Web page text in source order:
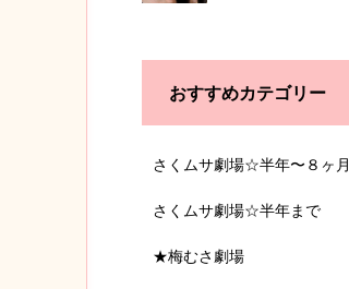
おすすめカテゴリー
さくムサ劇場☆半年〜８ヶ月
さくムサ劇場☆半年まで
★梅むさ劇場